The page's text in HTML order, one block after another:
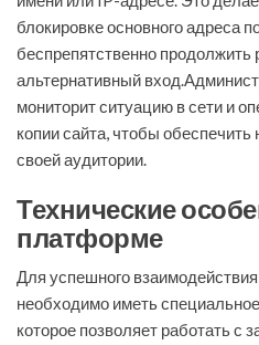
блокировке основного адреса
беспрепятственно продолжить
альтернативный
мониторит ситуацию в сети и
копии сайта, чтобы
своей аудитории.
Технические
платформе
Для успешного
необходимо иметь
которое позволяет работать